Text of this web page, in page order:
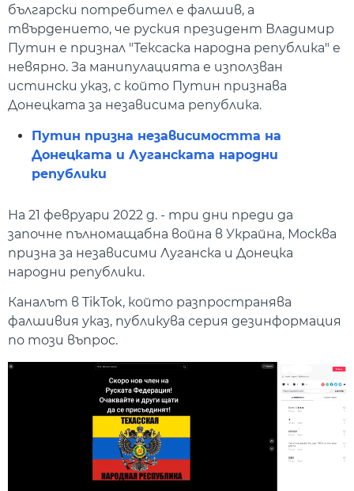
български потребител е фалшив, а
твърдението, че руския президент Владимир
Путин е признал "Тексаска народна република" е
невярно. За манипулацията е използван
истински указ, с който Путин признава
Донецката за независима република.
Путин призна независимостта на
Донецката и Луганската народни
републики
На 21 февруари 2022 g. - три дни преди да
започне пълномащабна война в Украйна, Москва
призна за независими Луганска и Донецка
народни републики.
Каналът в TikTok, който разпространява
фалшивия указ, публикува серия дезинформация
по този въпрос.